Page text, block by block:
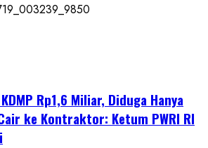
Rp1,6 Miliar, Diduga Hanya
ke Kontraktor: Ketum PWRI RI